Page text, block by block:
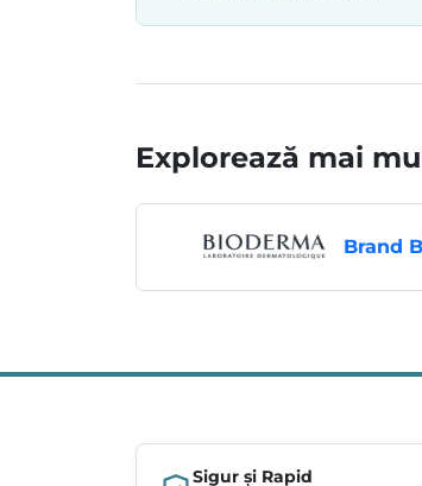
Explorează mai
Brand
Sigur și Rapid